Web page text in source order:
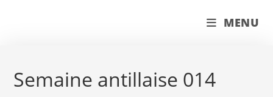
MENU
Semaine antillaise 014